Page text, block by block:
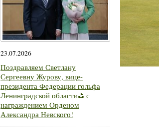
23.07.2026
Поздравляем Светлану
Сергеевну Журову, вице-
президента Федерации гольфа
Ленинградской области⛳ с
награждением Орденом
Александра Невского!